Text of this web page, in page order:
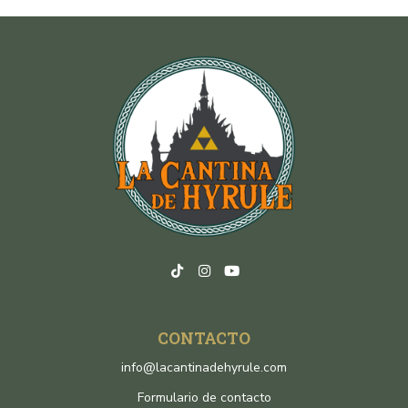
CONTACTO
info@lacantinadehyrule.com
Formulario de contacto